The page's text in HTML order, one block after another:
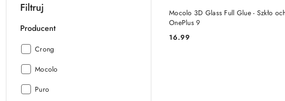
Filtruj
Producent
Producent:
Crong
Producent:
Mocolo
Producent:
Puro
Mocolo 3D Glass Full Glue - Szkło
OnePlus 9
Cena:
16.99
DO KOSZYKA